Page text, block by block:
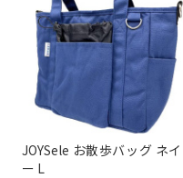
JOYSele お散歩バッグ ネ
ー L